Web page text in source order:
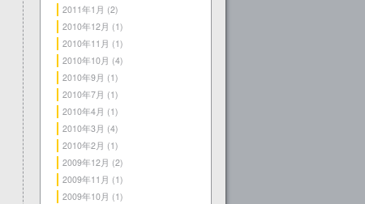
2011年1月 (2)
2010年12月 (1)
2010年11月 (1)
2010年10月 (4)
2010年9月 (1)
2010年7月 (1)
2010年4月 (1)
2010年3月 (4)
2010年2月 (1)
2009年12月 (2)
2009年11月 (1)
2009年10月 (1)